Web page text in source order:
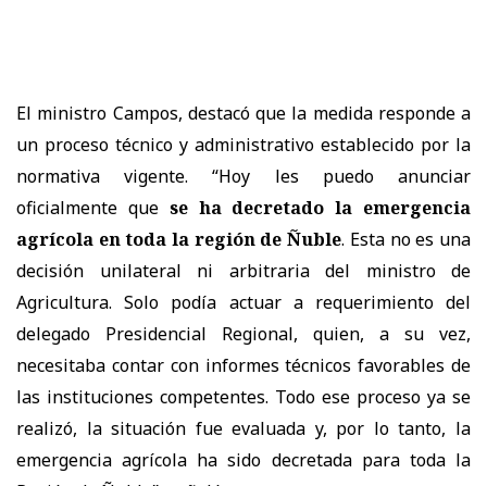
El ministro Campos, destacó que la medida responde a
un proceso técnico y administrativo establecido por la
normativa vigente. “Hoy les puedo anunciar
oficialmente que se ha decretado la emergencia
agrícola en toda la región de Ñuble. Esta no es una
decisión unilateral ni arbitraria del ministro de
Agricultura. Solo podía actuar a requerimiento del
delegado Presidencial Regional, quien, a su vez,
necesitaba contar con informes técnicos favorables de
las instituciones competentes. Todo ese proceso ya se
realizó, la situación fue evaluada y, por lo tanto, la
emergencia agrícola ha sido decretada para toda la